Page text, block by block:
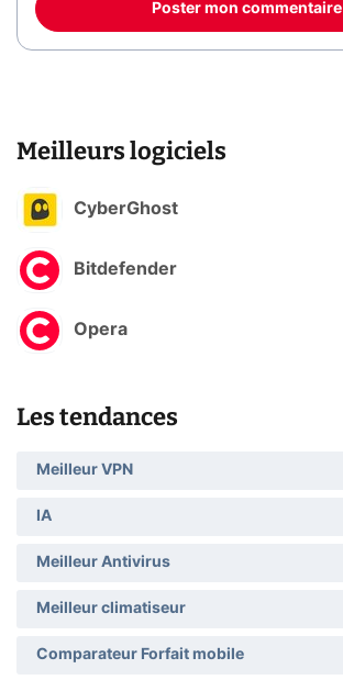
Poster mon commentaire
Meilleurs logiciels
CyberGhost
Bitdefender
Opera
Les tendances
Meilleur VPN
IA
Meilleur Antivirus
Meilleur climatiseur
Comparateur Forfait mobile